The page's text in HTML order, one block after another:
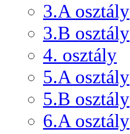
3.A osztály
3.B osztály
4. osztály
5.A osztály
5.B osztály
6.A osztály